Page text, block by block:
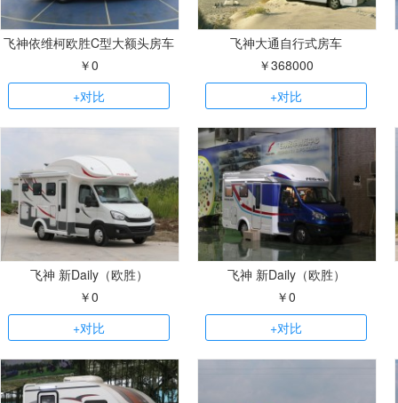
飞神依维柯欧胜C型大额头房车
￥0
+对比
飞神大通自行式房车
￥368000
+对比
飞神 新Daily（欧胜）
￥0
+对比
飞神 新Daily（欧胜）
￥0
+对比